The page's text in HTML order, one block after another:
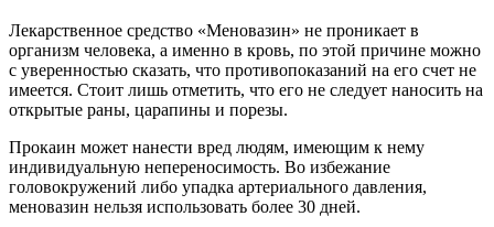
Лекарственное средство «Меновазин» не проникает в
организм человека, а именно в кровь, по этой причине можно
с уверенностью сказать, что противопоказаний на его счет не
имеется. Стоит лишь отметить, что его не следует наносить на
открытые раны, царапины и порезы.
Прокаин может нанести вред людям, имеющим к нему
индивидуальную непереносимость. Во избежание
головокружений либо упадка артериального давления,
меновазин нельзя использовать более 30 дней.